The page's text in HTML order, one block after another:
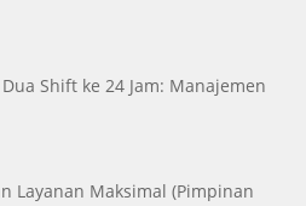
Shift ke 24 Jam: Manajemen
Layanan Maksimal (Pimpinan